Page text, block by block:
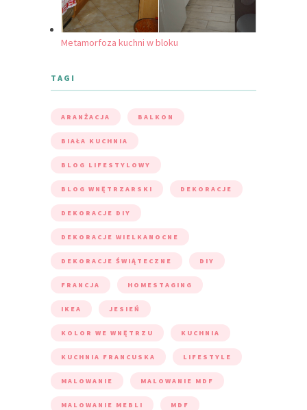
Metamorfoza kuchni w bloku
TAGI
ARANŻACJA BALKON
BIAŁA KUCHNIA
BLOG LIFESTYLOWY
BLOG WNĘTRZARSKI DEKORACJE
DEKORACJE DIY
DEKORACJE WIELKANOCNE
DEKORACJE ŚWIĄTECZNE DIY
FRANCJA HOMESTAGING
IKEA JESIEŃ
KOLOR WE WNĘTRZU KUCHNIA
KUCHNIA FRANCUSKA LIFESTYLE
MALOWANIE MALOWANIE MDF
MALOWANIE MEBLI MDF